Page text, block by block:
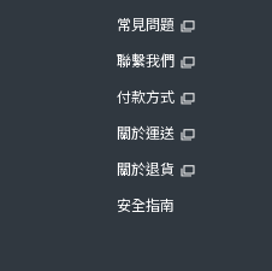
常見問題
聯繫我們
付款方式
關於運送
關於退貨
安全指南